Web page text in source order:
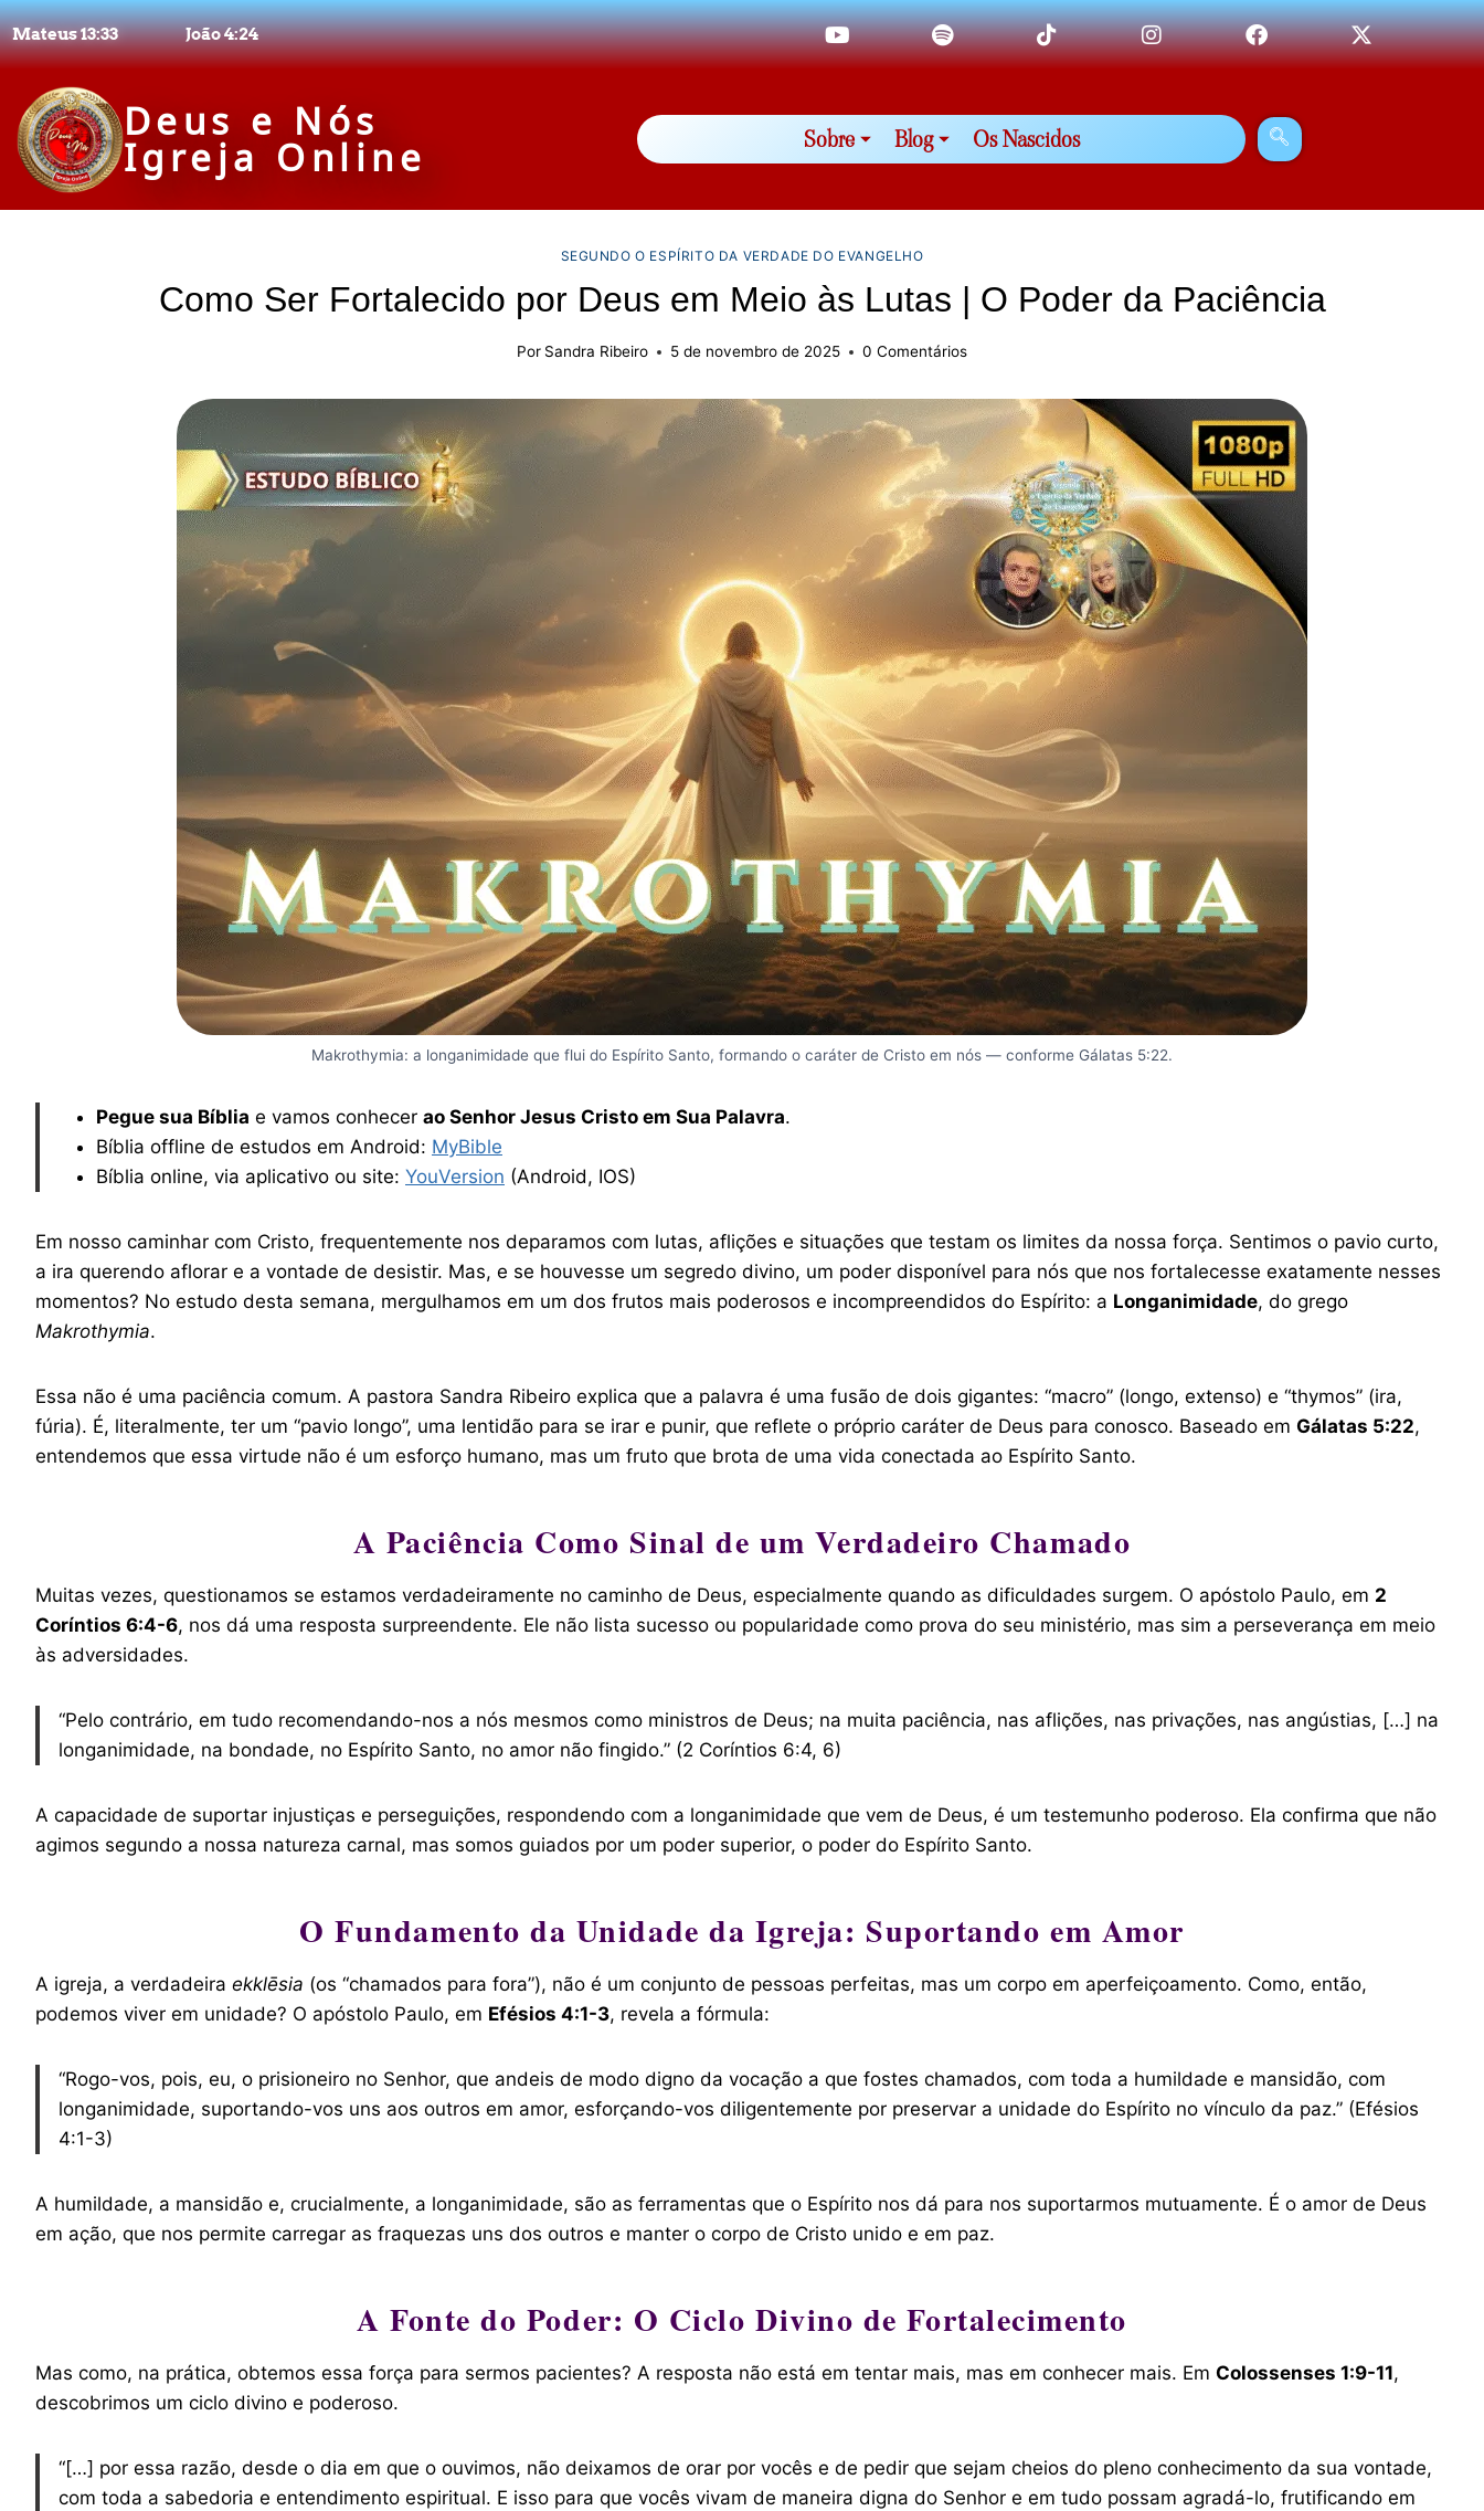
Mateus 13:33 João 4:24
Deus e Nós
Igreja Online Sobre Blog Os Nascidos
SEGUNDO O ESPÍRITO DA VERDADE DO EVANGELHO
Como Ser Fortalecido por Deus em Meio às Lutas | O Poder da Paciência
Por Sandra Ribeiro 5 de novembro de 2025 0 Comentários
Makrothymia: a longanimidade que flui do Espírito Santo, formando o caráter de Cristo em nós — conforme Gálatas 5:22.
Pegue sua Bíblia e vamos conhecer ao Senhor Jesus Cristo em Sua Palavra.
Bíblia offline de estudos em Android: MyBible
Bíblia online, via aplicativo ou site: YouVersion (Android, IOS)
Em nosso caminhar com Cristo, frequentemente nos deparamos com lutas, aflições e situações que testam os limites da nossa força. Sentimos o pavio curto,
a ira querendo aflorar e a vontade de desistir. Mas, e se houvesse um segredo divino, um poder disponível para nós que nos fortalecesse exatamente nesses
momentos? No estudo desta semana, mergulhamos em um dos frutos mais poderosos e incompreendidos do Espírito: a Longanimidade, do grego
Makrothymia.
Essa não é uma paciência comum. A pastora Sandra Ribeiro explica que a palavra é uma fusão de dois gigantes: “macro” (longo, extenso) e “thymos” (ira,
fúria). É, literalmente, ter um “pavio longo”, uma lentidão para se irar e punir, que reflete o próprio caráter de Deus para conosco. Baseado em Gálatas 5:22,
entendemos que essa virtude não é um esforço humano, mas um fruto que brota de uma vida conectada ao Espírito Santo.
A Paciência Como Sinal de um Verdadeiro Chamado
Muitas vezes, questionamos se estamos verdadeiramente no caminho de Deus, especialmente quando as dificuldades surgem. O apóstolo Paulo, em 2
Coríntios 6:4-6, nos dá uma resposta surpreendente. Ele não lista sucesso ou popularidade como prova do seu ministério, mas sim a perseverança em meio
às adversidades.
“Pelo contrário, em tudo recomendando-nos a nós mesmos como ministros de Deus; na muita paciência, nas aflições, nas privações, nas angústias, […] na
longanimidade, na bondade, no Espírito Santo, no amor não fingido.” (2 Coríntios 6:4, 6)
A capacidade de suportar injustiças e perseguições, respondendo com a longanimidade que vem de Deus, é um testemunho poderoso. Ela confirma que não
agimos segundo a nossa natureza carnal, mas somos guiados por um poder superior, o poder do Espírito Santo.
O Fundamento da Unidade da Igreja: Suportando em Amor
A igreja, a verdadeira ekklēsia (os “chamados para fora”), não é um conjunto de pessoas perfeitas, mas um corpo em aperfeiçoamento. Como, então,
podemos viver em unidade? O apóstolo Paulo, em Efésios 4:1-3, revela a fórmula:
“Rogo-vos, pois, eu, o prisioneiro no Senhor, que andeis de modo digno da vocação a que fostes chamados, com toda a humildade e mansidão, com
longanimidade, suportando-vos uns aos outros em amor, esforçando-vos diligentemente por preservar a unidade do Espírito no vínculo da paz.” (Efésios
4:1-3)
A humildade, a mansidão e, crucialmente, a longanimidade, são as ferramentas que o Espírito nos dá para nos suportarmos mutuamente. É o amor de Deus
em ação, que nos permite carregar as fraquezas uns dos outros e manter o corpo de Cristo unido e em paz.
A Fonte do Poder: O Ciclo Divino de Fortalecimento
Mas como, na prática, obtemos essa força para sermos pacientes? A resposta não está em tentar mais, mas em conhecer mais. Em Colossenses 1:9-11,
descobrimos um ciclo divino e poderoso.
“[…] por essa razão, desde o dia em que o ouvimos, não deixamos de orar por vocês e de pedir que sejam cheios do pleno conhecimento da sua vontade,
com toda a sabedoria e entendimento espiritual. E isso para que vocês vivam de maneira digna do Senhor e em tudo possam agradá-lo, frutificando em